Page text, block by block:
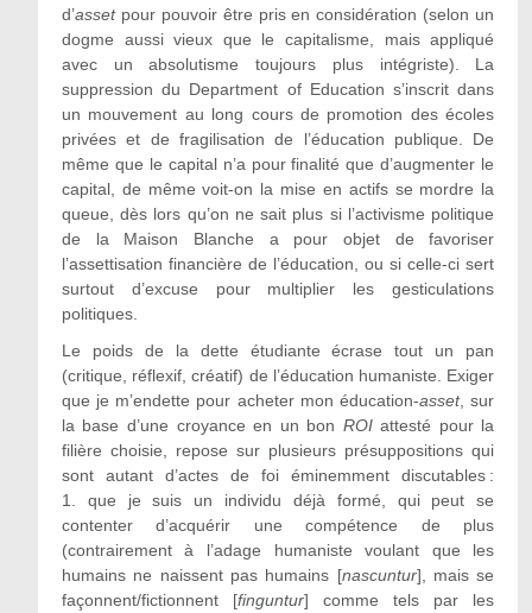
d’assetpour pouvoir être pris en considération (selon un
dogme aussi vieux que le capitalisme, mais appliqué
avec un absolutisme toujours plus intégriste). La
suppression du Department of Education s’inscrit dans
un mouvement au long cours de promotion des écoles
privées et de fragilisation de l’éducation publique. De
même que le capital n’a pour finalité que d’augmenter le
capital, de même voit-on la mise en actifs se mordre la
queue, dès lors qu’on ne sait plus si l’activisme politique
de la Maison Blanche a pour objet de favoriser
l’assettisation financière de l’éducation, ou si celle-ci sert
surtout d’excuse pour multiplier les gesticulations
politiques.
Le poids de la dette étudiante écrase tout un pan
(critique, réflexif, créatif) de l’éducation humaniste. Exiger
que je m’endette pour acheter mon éducation-asset, sur
la base d’une croyance en un bon ROIattesté pour la
filière choisie, repose sur plusieurs présuppositions qui
sont autant d’actes de foi éminemment discutables :
1. que je suis un individu déjà formé, qui peut se
contenter d’acquérir une compétence de plus
(contrairement à l’adage humaniste voulant que les
humains ne naissent pas humains [nascuntur], mais se
façonnent/fictionnent [finguntur] comme tels par les